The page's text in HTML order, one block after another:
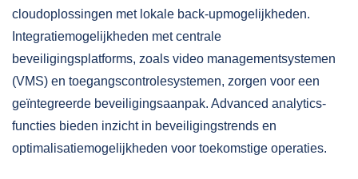
cloudoplossingen met lokale back-upmogelijkheden.
Integratiemogelijkheden met centrale
beveiligingsplatforms, zoals video managementsystemen
(VMS) en toegangscontrolesystemen, zorgen voor een
geïntegreerde beveiligingsaanpak. Advanced analytics-
functies bieden inzicht in beveiligingstrends en
optimalisatiemogelijkheden voor toekomstige operaties.